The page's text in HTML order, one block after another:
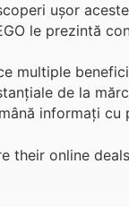
ușor
le prezintă
multiple
de la
informați
their online